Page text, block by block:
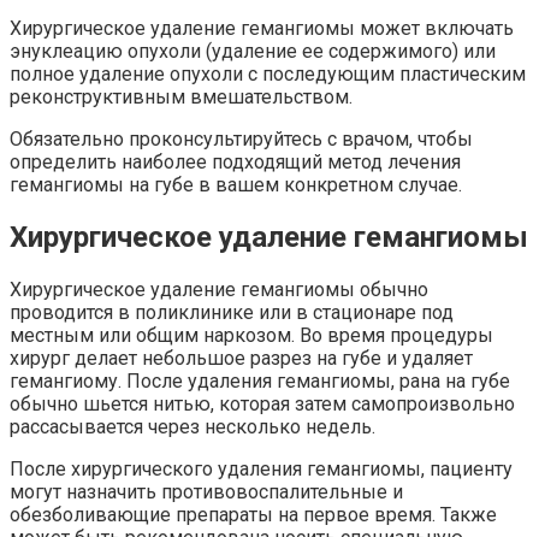
Хирургическое удаление гемангиомы может включать
энуклеацию опухоли (удаление ее содержимого) или
полное удаление опухоли с последующим пластическим
реконструктивным вмешательством.
Обязательно проконсультируйтесь с врачом, чтобы
определить наиболее подходящий метод лечения
гемангиомы на губе в вашем конкретном случае.
Хирургическое удаление гемангиомы
Хирургическое удаление гемангиомы обычно
проводится в поликлинике или в стационаре под
местным или общим наркозом. Во время процедуры
хирург делает небольшое разрез на губе и удаляет
гемангиому. После удаления гемангиомы, рана на губе
обычно шьется нитью, которая затем самопроизвольно
рассасывается через несколько недель.
После хирургического удаления гемангиомы, пациенту
могут назначить противовоспалительные и
обезболивающие препараты на первое время. Также